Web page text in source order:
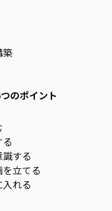
築
のポイント
する
立てる
れる